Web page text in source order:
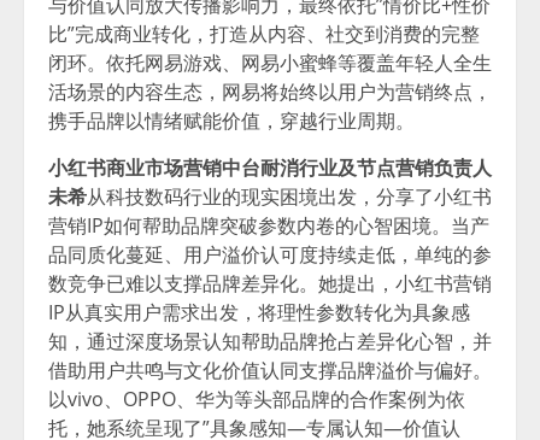
比”完成商业转化，打造从内容、社交到消费的完整
闭环。依托网易游戏、网易小蜜蜂等覆盖年轻人全生
活场景的内容生态，网易将始终以用户为营销终点，
携手品牌以情绪赋能价值，穿越行业周期。
小红书商业市场营销中台耐消行业及节点营销负责人
未希从科技数码行业的现实困境出发，分享了小红书
营销IP如何帮助品牌突破参数内卷的心智困境。当产
品同质化蔓延、用户溢价认可度持续走低，单纯的参
数竞争已难以支撑品牌差异化。她提出，小红书营销
IP从真实用户需求出发，将理性参数转化为具象感
知，通过深度场景认知帮助品牌抢占差异化心智，并
借助用户共鸣与文化价值认同支撑品牌溢价与偏好。
以vivo、OPPO、华为等头部品牌的合作案例为依
托，她系统呈现了”具象感知—专属认知—价值认